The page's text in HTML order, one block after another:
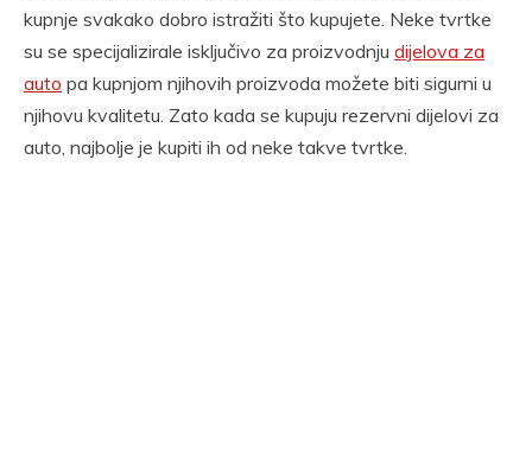
kupnje svakako dobro istražiti što kupujete. Neke tvrtke
su se specijalizirale isključivo za proizvodnju dijelova za
auto pa kupnjom njihovih proizvoda možete biti sigurni u
njihovu kvalitetu. Zato kada se kupuju rezervni dijelovi za
auto, najbolje je kupiti ih od neke takve tvrtke.